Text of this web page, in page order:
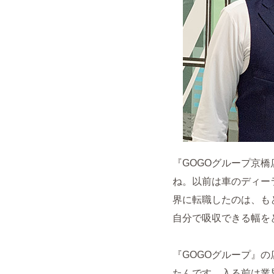
『GOGOグループ京
ね。以前は車のディ
界に転職したのは、
自分で吸収できる幅
『GOGOグループ』